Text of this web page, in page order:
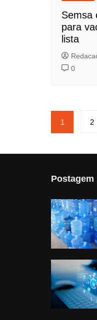
Semsa
para
lista
0
de
posts
1 2
Postagem